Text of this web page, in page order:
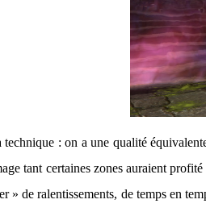
: on a une qualité
tant certaines zones auraient
» de ralentissements, de temps en